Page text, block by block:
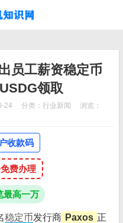
员工薪资稳定币
领取
24 分类： 行业新闻
浏览：
收款码
费办理
最高一万
稳定币发行商 Paxos 正